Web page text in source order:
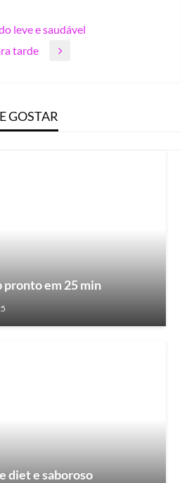
leve e saudável
tarde
GOSTAR
pronto em 25 min
diet e saboroso